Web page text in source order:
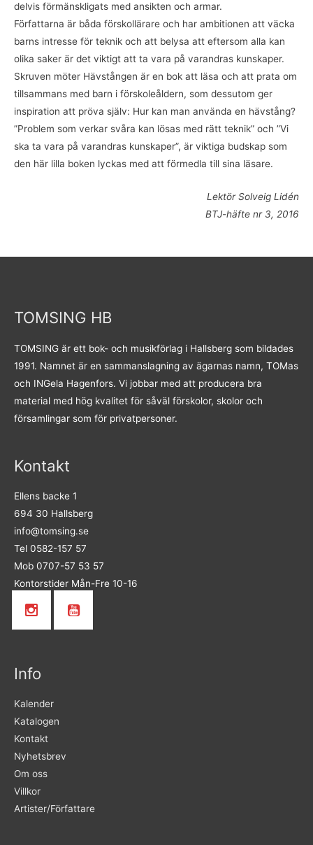
delvis förmänskligats med ansikten och armar.
Författarna är båda förskollärare och har ambitionen att väcka
barns intresse för teknik och att belysa att eftersom alla kan
olika saker är det viktigt att ta vara på varandras kunskaper.
Skruven möter Hävstången är en bok att läsa och att prata om
tillsammans med barn i förskoleåldern, som dessutom ger
inspiration att pröva själv: Hur kan man använda en hävstång?
”Problem som verkar svåra kan lösas med rätt teknik” och ”Vi
ska ta vara på varandras kunskaper”, är viktiga budskap som
den här lilla boken lyckas med att förmedla till sina läsare.
Lektör Solveig Lidén
BTJ-häfte nr 3, 2016
TOMSING HB
TOMSING är ett bok- och musikförlag i Hallsberg som bildades
1991. Namnet är en sammanslagning av ägarnas namn, TOMas
och INGela Hagenfors. Vi jobbar med att producera bra
material med hög kvalitet för såväl förskolor, skolor och
församlingar som för privatpersoner.
Kontakt
Ellens backe 1
694 30 Hallsberg
info@tomsing.se
Tel 0582-157 57
Mob 0707-57 53 57
Kontorstider Mån-Fre 10-16
Info
Kalender
Katalogen
Kontakt
Nyhetsbrev
Om oss
Villkor
Artister/Författare